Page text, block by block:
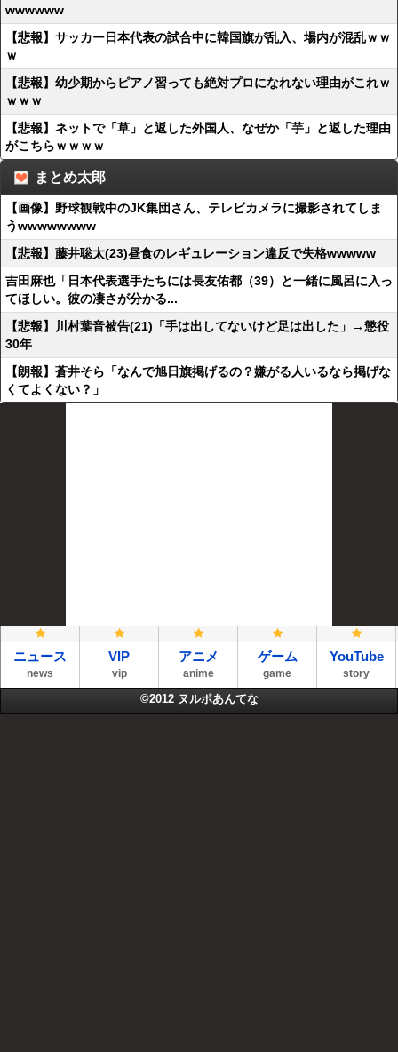
wwwwww
【悲報】サッカー日本代表の試合中に韓国旗が乱入、場内が混乱ｗｗ
ｗ
【悲報】幼少期からピアノ習っても絶対プロになれない理由がこれｗ
ｗｗｗ
【悲報】ネットで「草」と返した外国人、なぜか「芋」と返した理由
がこちらｗｗｗｗ
まとめ太郎
【画像】野球観戦中のJK集団さん、テレビカメラに撮影されてしま
うwwwwwwww
【悲報】藤井聡太(23)昼食のレギュレーション違反で失格wwwww
吉田麻也「日本代表選手たちには長友佑都（39）と一緒に風呂に入っ
てほしい。彼の凄さが分かる...
【悲報】川村葉音被告(21)「手は出してないけど足は出した」→懲役
30年
【朗報】蒼井そら「なんで旭日旗掲げるの？嫌がる人いるなら掲げな
くてよくない？」
ニュース
news
VIP
vip
アニメ
anime
ゲーム
game
YouTube
story
©2012 ヌルポあんてな